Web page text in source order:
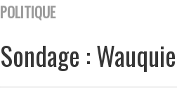
POLITIQUE
Sondage :